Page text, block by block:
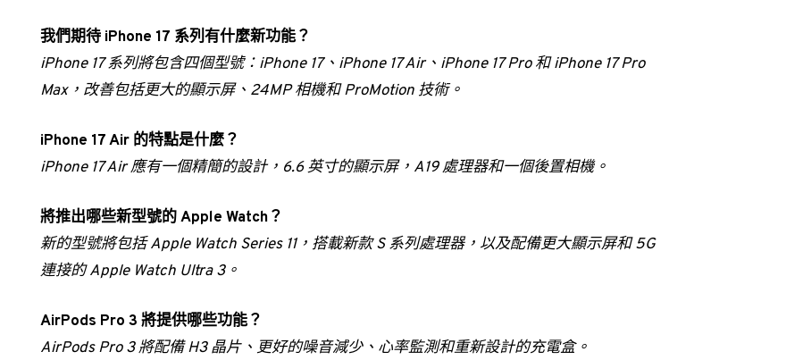
我們期待 iPhone 17 系列有什麼新功能？
iPhone 17 系列將包含四個型號：iPhone 17、iPhone 17 Air、iPhone 17 Pro 和 iPhone 17 Pro
Max，改善包括更大的顯示屏、24MP 相機和 ProMotion 技術。
iPhone 17 Air 的特點是什麼？
iPhone 17 Air 應有一個精簡的設計，6.6 英寸的顯示屏，A19 處理器和一個後置相機。
將推出哪些新型號的 Apple Watch？
新的型號將包括 Apple Watch Series 11，搭載新款 S 系列處理器，以及配備更大顯示屏和 5G
連接的 Apple Watch Ultra 3。
AirPods Pro 3 將提供哪些功能？
AirPods Pro 3 將配備 H3 晶片、更好的噪音減少、心率監測和重新設計的充電盒。